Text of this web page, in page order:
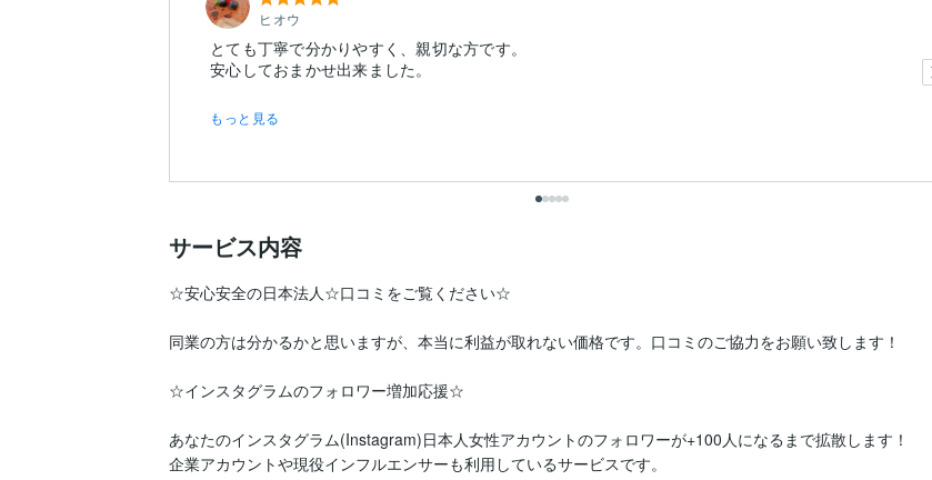
ヒオウ
とても丁寧で分かりやすく、親切な方です。
もっと見る
サービス内容
☆安心安全の日本法人☆口コミをご覧ください☆
同業の方は分かるかと思いますが、本当に利益が取れない価格です。口コミのご協力をお願い致します！
☆インスタグラムのフォロワー増加応援☆
あなたのインスタグラム(Instagram)日本人女性アカウントのフォロワーが+100人になるまで拡散します！
企業アカウントや現役インフルエンサーも利用しているサービスです。